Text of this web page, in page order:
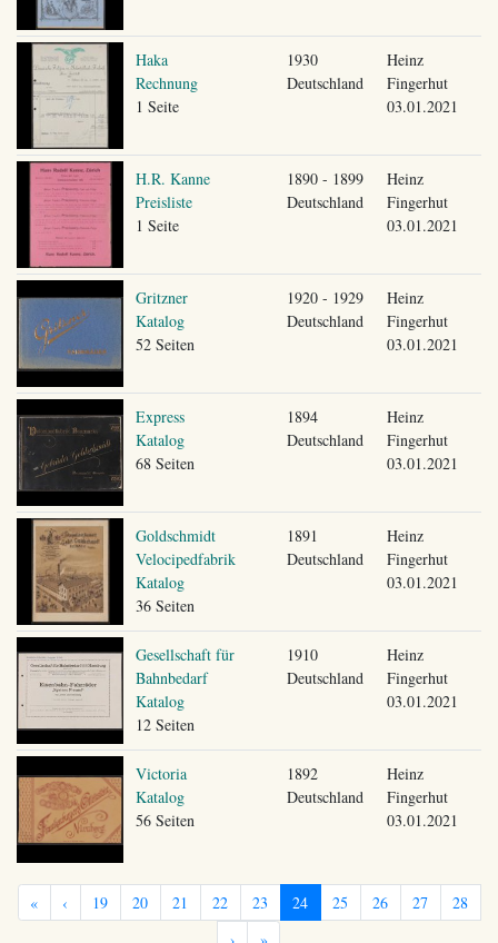
Haka
Rechnung
1 Seite
1930
Deutschland
Heinz
Fingerhut
03.01.2021
H.R. Kanne
Preisliste
1 Seite
1890 - 1899
Deutschland
Heinz
Fingerhut
03.01.2021
Gritzner
Katalog
52 Seiten
1920 - 1929
Deutschland
Heinz
Fingerhut
03.01.2021
Express
Katalog
68 Seiten
1894
Deutschland
Heinz
Fingerhut
03.01.2021
Goldschmidt
Velocipedfabrik
Katalog
36 Seiten
1891
Deutschland
Heinz
Fingerhut
03.01.2021
Gesellschaft für
Bahnbedarf
Katalog
12 Seiten
1910
Deutschland
Heinz
Fingerhut
03.01.2021
Victoria
Katalog
56 Seiten
1892
Deutschland
Heinz
Fingerhut
03.01.2021
« ‹ 19 20 21 22 23 24 25 26 27
28
›
»